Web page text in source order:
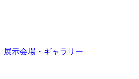
展示会場・ギャラリー